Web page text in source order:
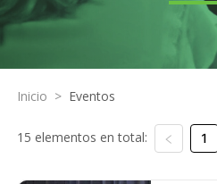
Inicio > Eventos
15 elementos en total: 1